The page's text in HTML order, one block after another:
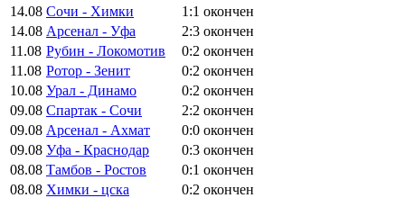
14.08 Сочи - Химки 1:1 окончен
14.08 Арсенал - Уфа 2:3 окончен
11.08 Рубин - Локомотив 0:2 окончен
11.08 Ротор - Зенит 0:2 окончен
10.08 Урал - Динамо 0:2 окончен
09.08 Спартак - Сочи 2:2 окончен
09.08 Арсенал - Ахмат 0:0 окончен
09.08 Уфа - Краснодар 0:3 окончен
08.08 Тамбов - Ростов 0:1 окончен
08.08 Химки - цска 0:2 окончен